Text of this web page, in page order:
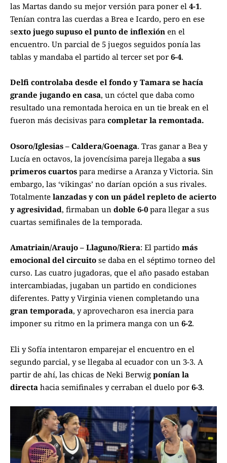
las Martas dando su mejor versión para poner el 4-1.
Tenían contra las cuerdas a Brea e Icardo, pero en ese
sexto juego supuso el punto de inflexión en el
encuentro. Un parcial de 5 juegos seguidos ponía las
tablas y mandaba el partido al tercer set por 6-4.
Delfi controlaba desde el fondo y Tamara se hacía
grande jugando en casa, un cóctel que daba como
resultado una remontada heroica en un tie break en el
fueron más decisivas para completar la remontada.
Osoro/Iglesias – Caldera/Goenaga. Tras ganar a Bea y
Lucía en octavos, la jovencísima pareja llegaba a sus
primeros cuartos para medirse a Aranza y Victoria. Sin
embargo, las ‘vikingas’ no darían opción a sus rivales.
Totalmente lanzadas y con un pádel repleto de acierto
y agresividad, firmaban un doble 6-0 para llegar a sus
cuartas semifinales de la temporada.
Amatriain/Araujo – Llaguno/Riera: El partido más
emocional del circuito se daba en el séptimo torneo del
curso. Las cuatro jugadoras, que el año pasado estaban
intercambiadas, jugaban un partido en condiciones
diferentes. Patty y Virginia vienen completando una
gran temporada, y aprovecharon esa inercia para
imponer su ritmo en la primera manga con un 6-2.
Eli y Sofía intentaron emparejar el encuentro en el
segundo parcial, y se llegaba al ecuador con un 3-3. A
partir de ahí, las chicas de Neki Berwig ponían la
directa hacia semifinales y cerraban el duelo por 6-3.